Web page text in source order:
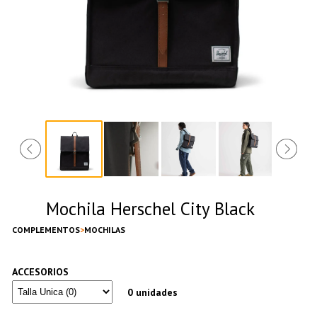
Mochila Herschel City Black
COMPLEMENTOS MOCHILAS
ACCESORIOS
0 unidades